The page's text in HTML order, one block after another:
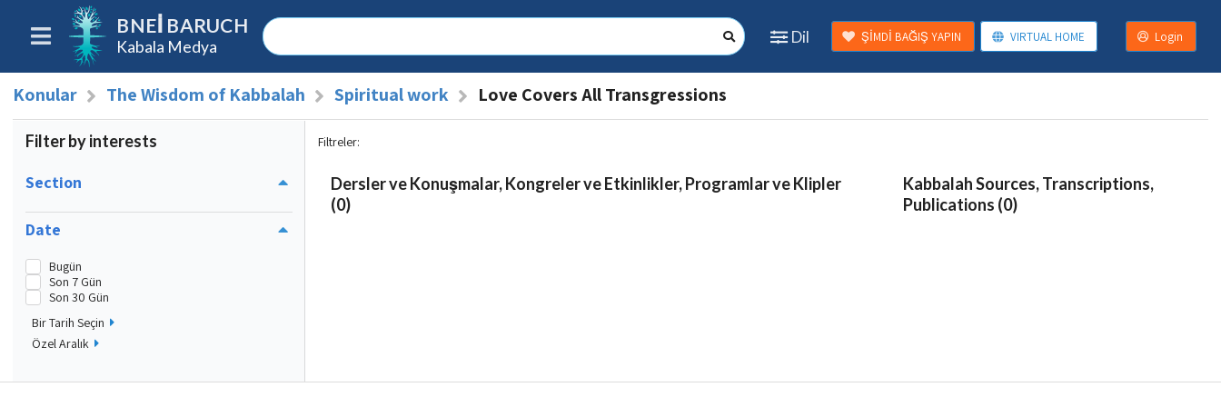
BNEI BARUCH
Kabala Medya
Dil ŞİMDİ BAĞIŞ YAPIN VIRTUAL HOME Login
Konular The Wisdom of Kabbalah Spiritual work Love Covers All Transgressions
Filter by interests
Section
Date
Bugün
Son 7 Gün
Son 30 Gün
Bir Tarih Seçin
Özel Aralık
Filtreler:
Dersler ve Konuşmalar, Kongreler ve Etkinlikler, Programlar ve Klipler
(0)
Kabbalah Sources, Transcriptions,
Publications (0)